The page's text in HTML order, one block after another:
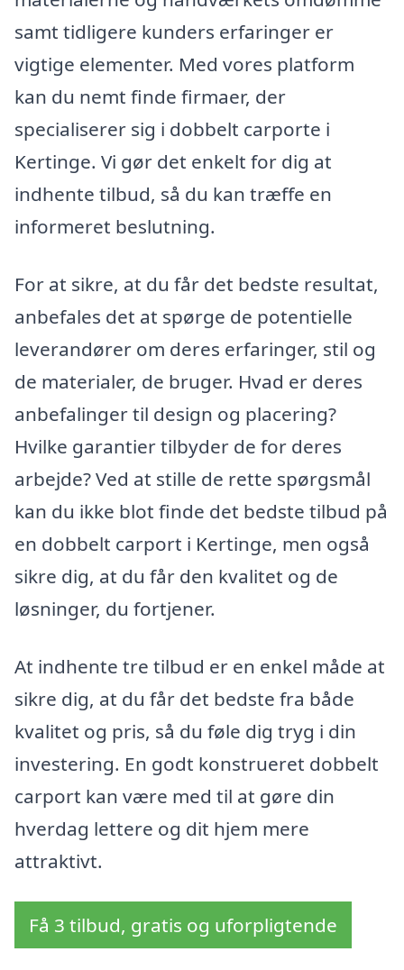
samt tidligere kunders erfaringer er
vigtige elementer. Med vores platform
kan du nemt finde firmaer, der
specialiserer sig i dobbelt carporte i
Kertinge. Vi gør det enkelt for dig at
indhente tilbud, så du kan træffe en
informeret beslutning.
For at sikre, at du får det bedste resultat,
anbefales det at spørge de potentielle
leverandører om deres erfaringer, stil og
de materialer, de bruger. Hvad er deres
anbefalinger til design og placering?
Hvilke garantier tilbyder de for deres
arbejde? Ved at stille de rette spørgsmål
kan du ikke blot finde det bedste tilbud på
en dobbelt carport i Kertinge, men også
sikre dig, at du får den kvalitet og de
løsninger, du fortjener.
At indhente tre tilbud er en enkel måde at
sikre dig, at du får det bedste fra både
kvalitet og pris, så du føle dig tryg i din
investering. En godt konstrueret dobbelt
carport kan være med til at gøre din
hverdag lettere og dit hjem mere
attraktivt.
Få 3 tilbud, gratis og uforpligtende